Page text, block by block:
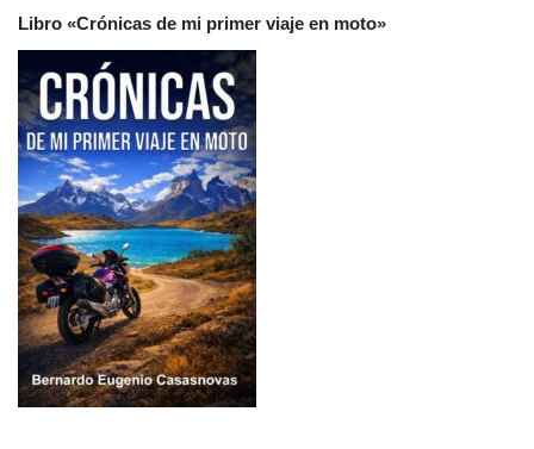
Libro «Crónicas de mi primer viaje en moto»